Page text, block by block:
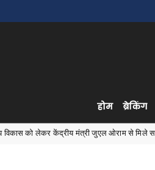
होम ब्रेकिंग
मंत्री जुएल ओराम से मिले सांसद महेश कश्यप